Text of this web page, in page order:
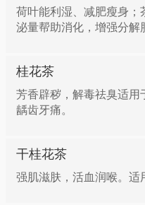
荷叶能利湿、减肥瘦身；
泌量帮助消化，增强分解
桂花茶
芳香辟秽，解毒祛臭适用
龋齿牙痛。
干桂花茶
强肌滋肤，活血润喉。适